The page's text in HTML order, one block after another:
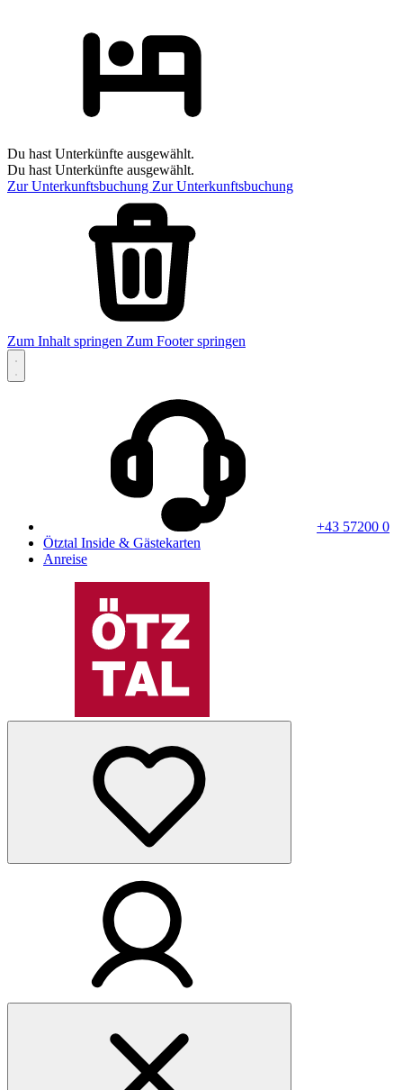
Du hast Unterkünfte ausgewählt.
Du hast Unterkünfte ausgewählt.
Zur Unterkunftsbuchung Zur Unterkunftsbuchung
Zum Inhalt springen Zum Footer springen
+43 57200 0
Ötztal Inside & Gästekarten
Anreise